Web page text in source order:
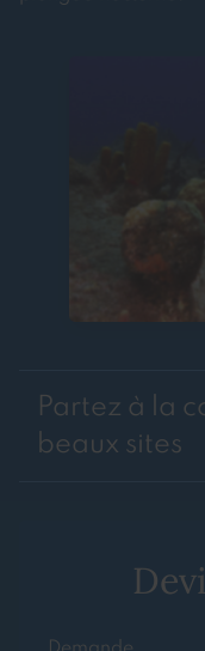
Partez à la
beaux sites